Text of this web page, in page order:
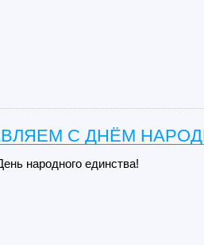
С ДНЁМ
народного единства!